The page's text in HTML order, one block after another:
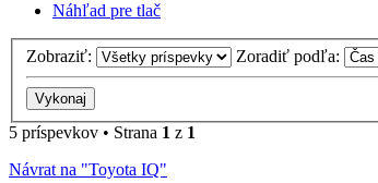
Náhľad pre tlač
Zobraziť: Zoradiť podľa:
5 príspevkov • Strana 1 z 1
Návrat na "Toyota IQ"